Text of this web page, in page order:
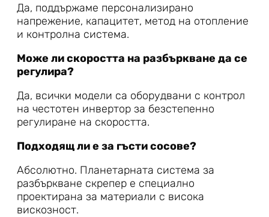
Да, поддържаме персонализирано
напрежение, капацитет, метод на отопление
и контролна система.
Може ли скоростта на разбъркване да се
регулира?
Да, всички модели са оборудвани с контрол
на честотен инвертор за безстепенно
регулиране на скоростта.
Подходящ ли е за гъсти сосове?
Абсолютно. Планетарната система за
разбъркване скрепер е специално
проектирана за материали с висока
вискозност.